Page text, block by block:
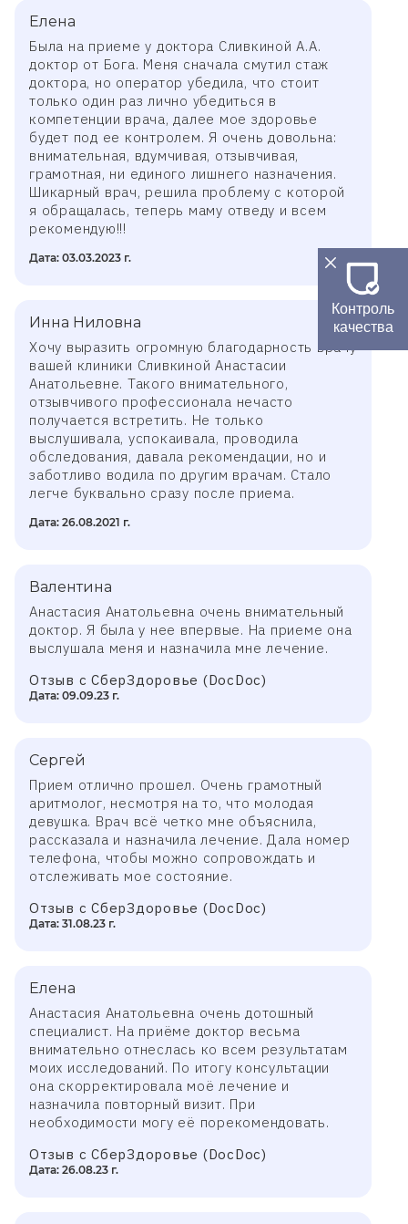
Елена
Была на приеме у доктора Сливкиной А.А.
доктор от Бога. Меня сначала смутил стаж
доктора, но оператор убедила, что стоит
только один раз лично убедиться в
компетенции врача, далее мое здоровье
будет под ее контролем. Я очень довольна:
внимательная, вдумчивая, отзывчивая,
грамотная, ни единого лишнего назначения.
Шикарный врач, решила проблему с которой
я обращалась, теперь маму отведу и всем
рекомендую!!!
Дата: 03.03.2023 г.
Инна Ниловна
Хочу выразить огромную благодарность врачу
вашей клиники Сливкиной Анастасии
Анатольевне. Такого внимательного,
отзывчивого профессионала нечасто
получается встретить. Не только
выслушивала, успокаивала, проводила
обследования, давала рекомендации, но и
заботливо водила по другим врачам. Стало
легче буквально сразу после приема.
Дата: 26.08.2021 г.
Валентина
Анастасия Анатольевна очень внимательный
доктор. Я была у нее впервые. На приеме она
выслушала меня и назначила мне лечение.
Отзыв с СберЗдоровье (DocDoc)
Дата: 09.09.23 г.
Сергей
Прием отлично прошел. Очень грамотный
аритмолог, несмотря на то, что молодая
девушка. Врач всё четко мне объяснила,
рассказала и назначила лечение. Дала номер
телефона, чтобы можно сопровождать и
отслеживать мое состояние.
Отзыв с СберЗдоровье (DocDoc)
Дата: 31.08.23 г.
Елена
Анастасия Анатольевна очень дотошный
специалист. На приёме доктор весьма
внимательно отнеслась ко всем результатам
моих исследований. По итогу консультации
она скорректировала моё лечение и
назначила повторный визит. При
необходимости могу её порекомендовать.
Отзыв с СберЗдоровье (DocDoc)
Дата: 26.08.23 г.
Контроль
качества